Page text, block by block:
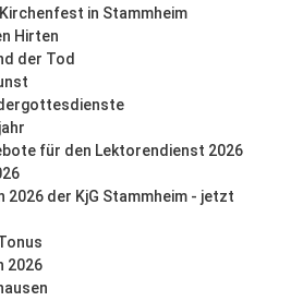
in Stammheim
Hirten
der Tod
für den Lektorendienst 2026
der KjG Stammheim - jetzt
2026